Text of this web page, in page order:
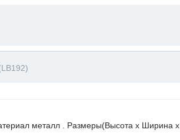
металл . Размеры(Высота х Ширина х